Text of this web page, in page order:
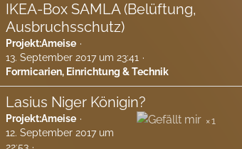
IKEA-Box SAMLA (Belüftung,
Ausbruchsschutz)
Projekt:Ameise
13. September 2017 um 23:41
Formicarien, Einrichtung & Technik
Lasius Niger Königin?
1
Projekt:Ameise
12. September 2017 um